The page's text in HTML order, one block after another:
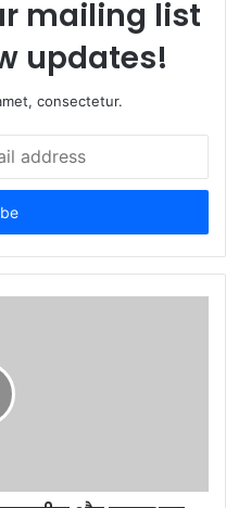
mailing list
updates!
consectetur.